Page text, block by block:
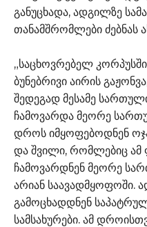
განუცხადა, ადგილზე
თანამშრომლები ძებნას
„საცხოვრებელ
ბუნებრივი აირის
შედეგად მესამე
ჩამოვარდა მეორე
დროს იმყოფებოდნენ
და შვილი, რომლებიც
ჩამოვარდნენ მეორე
არიან
გამოცხადდნენ
სამსახურები. ამ